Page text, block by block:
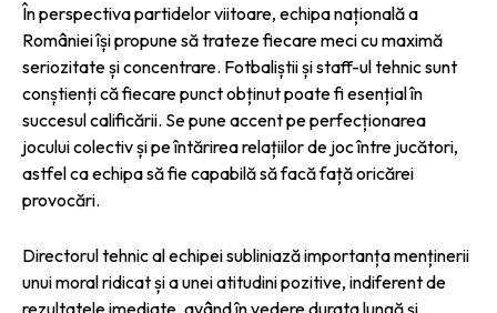
În perspectiva partidelor viitoare, echipa națională a
României își propune să trateze fiecare meci cu maximă
seriozitate și concentrare. Fotbaliștii și staff-ul tehnic sunt
conștienți că fiecare punct obținut poate fi esențial în
succesul calificării. Se pune accent pe perfecționarea
jocului colectiv și pe întărirea relațiilor de joc între jucători,
astfel ca echipa să fie capabilă să facă față oricărei
provocări.
Directorul tehnic al echipei subliniază importanța menținerii
unui moral ridicat și a unei atitudini pozitive, indiferent de
rezultatele imediate, având în vedere durata lungă și